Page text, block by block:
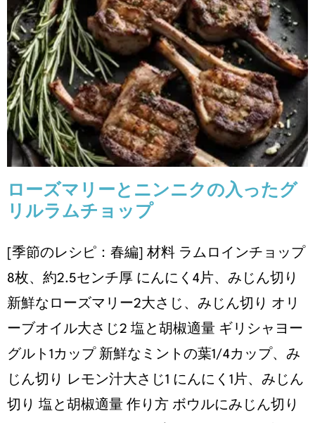
ローズマリーとニンニクの⼊っ
たグリルラムチョップ
レシピ 季節のレシピ 春編
ローズマリーとニンニクの⼊ったグ
リルラムチョップ
[季節のレシピ：春編] 材料 ラムロインチョップ
8枚、約2.5センチ厚 にんにく4⽚、みじん切り
新鮮なローズマリー2⼤さじ、みじん切り オリ
ーブオイル⼤さじ2 塩と胡椒適量 ギリシャヨー
グルト1カップ 新鮮なミントの葉1/4カップ、み
じん切り レモン汁⼤さじ1 にんにく1⽚、みじん
切り 塩と胡椒適量 作り方 ボウルにみじん切り